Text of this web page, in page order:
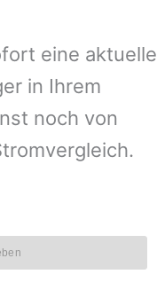
eine aktuelle
in Ihrem
noch von